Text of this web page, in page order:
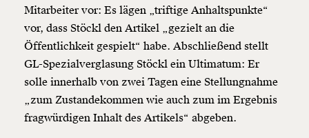
Mitarbeiter vor: Es lägen „triftige Anhaltspunkte“
vor, dass Stöckl den Artikel „gezielt an die
Öffentlichkeit gespielt“ habe. Abschließend stellt
GL-Spezialverglasung Stöckl ein Ultimatum: Er
solle innerhalb von zwei Tagen eine Stellungnahme
„zum Zustandekommen wie auch zum im Ergebnis
fragwürdigen Inhalt des Artikels“ abgeben.